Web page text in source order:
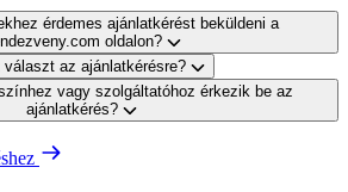
érdemes ajánlatkérést beküldeni a
oldalon?
az ajánlatkérésre?
vagy szolgáltatóhoz érkezik be az
ajánlatkérés?